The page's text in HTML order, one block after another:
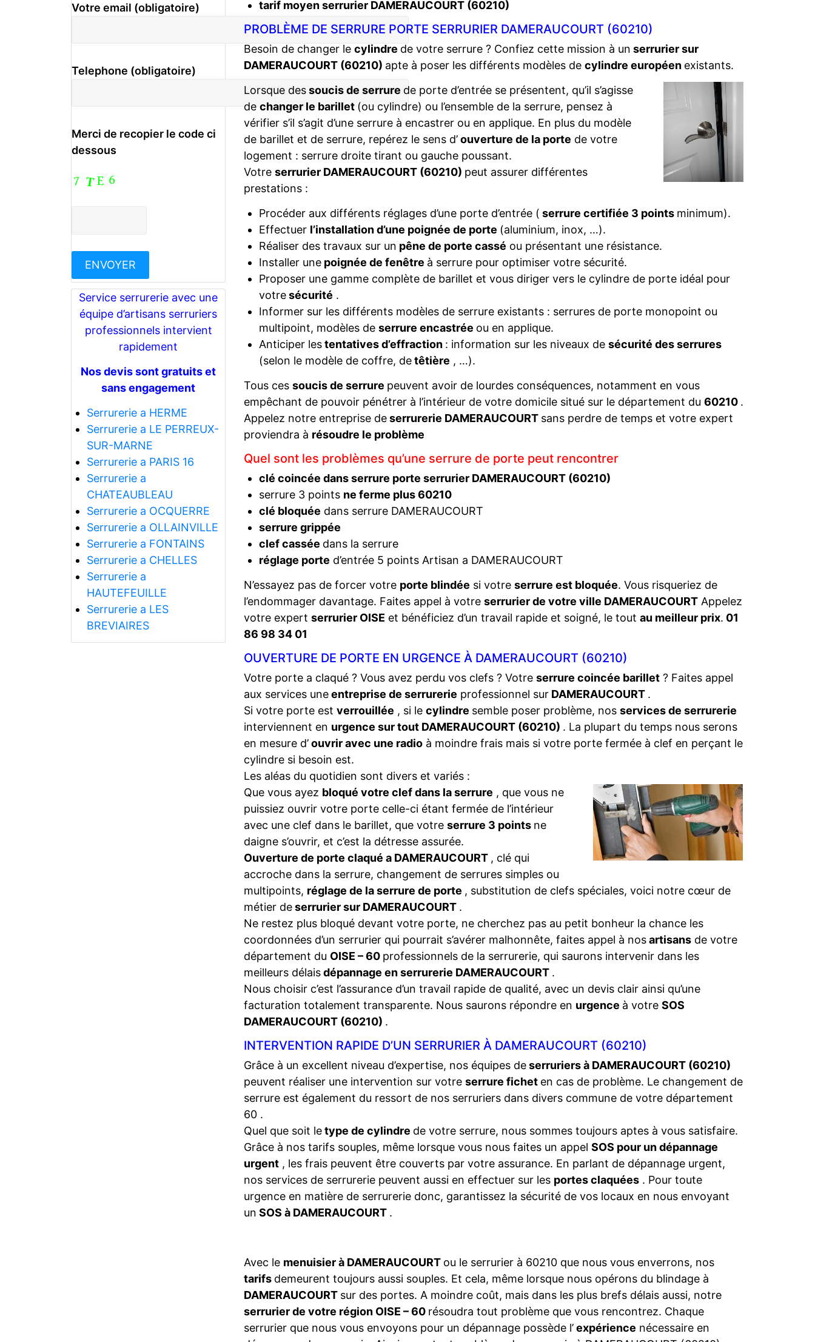
Votre email (obligatoire)
Telephone (obligatoire)
Merci de recopier le code ci
dessous
Service serrurerie avec une
équipe d’artisans serruriers
professionnels intervient
rapidement
Nos devis sont gratuits et
sans engagement
Serrurerie a HERME
Serrurerie a LE PERREUX-
SUR-MARNE
Serrurerie a PARIS 16
Serrurerie a
CHATEAUBLEAU
Serrurerie a OCQUERRE
Serrurerie a OLLAINVILLE
Serrurerie a FONTAINS
Serrurerie a CHELLES
Serrurerie a
HAUTEFEUILLE
Serrurerie a LES
BREVIAIRES
tarif moyen serrurier DAMERAUCOURT (60210)
PROBLÈME DE SERRURE PORTE SERRURIER DAMERAUCOURT (60210)
Besoin de changer le cylindre de votre serrure ? Confiez cette mission à un serrurier sur
DAMERAUCOURT (60210) apte à poser les différents modèles de cylindre européen existants.
Lorsque dessoucis de serrure de porte d’entrée se présentent, qu’il s’agisse
de changer le barillet (ou cylindre) ou l’ensemble de la serrure, pensez à
vérifier s’il s’agit d’une serrure à encastrer ou en applique. En plus du modèle
de barillet et de serrure, repérez le sens d’ouverture de la porte de votre
logement : serrure droite tirant ou gauche poussant.
Votre serrurier DAMERAUCOURT (60210) peut assurer différentes
prestations :
Procéder aux différents réglages d’une porte d’entrée ( serrure certifiée 3 points minimum).
Effectuer l’installation d’une poignée de porte (aluminium, inox, …).
Réaliser des travaux sur un pêne de porte cassé ou présentant une résistance.
Installer unepoignée de fenêtre à serrure pour optimiser votre sécurité.
Proposer une gamme complète de barillet et vous diriger vers le cylindre de porte idéal pour
votresécurité .
Informer sur les différents modèles de serrure existants : serrures de porte monopoint ou
multipoint, modèles de serrure encastrée ou en applique.
Anticiper lestentatives d’effraction : information sur les niveaux de sécurité des serrures
(selon le modèle de coffre, detêtière , …).
Tous ces soucis de serrure peuvent avoir de lourdes conséquences, notamment en vous
empêchant de pouvoir pénétrer à l’intérieur de votre domicile situé sur le département du 60210 .
Appelez notre entreprise deserrurerie DAMERAUCOURT sans perdre de temps et votre expert
proviendra à résoudre le problème
Quel sont les problèmes qu’une serrure de porte peut rencontrer
clé coincée dans serrure porte serrurier DAMERAUCOURT (60210)
serrure 3 points ne ferme plus 60210
clé bloquée dans serrure DAMERAUCOURT
serrure grippée
clef cassée dans la serrure
réglage porte d’entrée 5 points Artisan a DAMERAUCOURT
N’essayez pas de forcer votre porte blindée si votre serrure est bloquée. Vous risqueriez de
l’endommager davantage. Faites appel à votre serrurier de votre ville DAMERAUCOURT Appelez
votre expert serrurier OISE et bénéficiez d’un travail rapide et soigné, le tout au meilleur prix. 01
86 98 34 01
OUVERTURE DE PORTE EN URGENCE À DAMERAUCOURT (60210)
Votre porte a claqué ? Vous avez perdu vos clefs ? Votre serrure coincée barillet ? Faites appel
aux services uneentreprise de serrurerie professionnel sur DAMERAUCOURT .
Si votre porte est verrouillée , si le cylindre semble poser problème, nos services de serrurerie
interviennent en urgence sur tout DAMERAUCOURT (60210) . La plupart du temps nous serons
en mesure d’ouvrir avec une radio à moindre frais mais si votre porte fermée à clef en perçant le
cylindre si besoin est.
Les aléas du quotidien sont divers et variés :
Que vous ayez bloqué votre clef dans la serrure , que vous ne
puissiez ouvrir votre porte celle-ci étant fermée de l’intérieur
avec une clef dans le barillet, que votre serrure 3 points ne
daigne s’ouvrir, et c’est la détresse assurée.
Ouverture de porte claqué a DAMERAUCOURT , clé qui
accroche dans la serrure, changement de serrures simples ou
multipoints, réglage de la serrure de porte , substitution de clefs spéciales, voici notre cœur de
métier deserrurier sur DAMERAUCOURT .
Ne restez plus bloqué devant votre porte, ne cherchez pas au petit bonheur la chance les
coordonnées d’un serrurier qui pourrait s’avérer malhonnête, faites appel à nosartisans de votre
département du OISE – 60 professionnels de la serrurerie, qui saurons intervenir dans les
meilleurs délaisdépannage en serrurerie DAMERAUCOURT .
Nous choisir c’est l’assurance d’un travail rapide de qualité, avec un devis clair ainsi qu’une
facturation totalement transparente. Nous saurons répondre en urgence à votre SOS
DAMERAUCOURT (60210) .
INTERVENTION RAPIDE D’UN SERRURIER À DAMERAUCOURT (60210)
Grâce à un excellent niveau d’expertise, nos équipes deserruriers à DAMERAUCOURT (60210)
peuvent réaliser une intervention sur votre serrure fichet en cas de problème. Le changement de
serrure est également du ressort de nos serruriers dans divers commune de votre département
60 .
Quel que soit letype de cylindre de votre serrure, nous sommes toujours aptes à vous satisfaire.
Grâce à nos tarifs souples, même lorsque vous nous faites un appel SOS pour un dépannage
urgent , les frais peuvent être couverts par votre assurance. En parlant de dépannage urgent,
nos services de serrurerie peuvent aussi en effectuer sur les portes claquées . Pour toute
urgence en matière de serrurerie donc, garantissez la sécurité de vos locaux en nous envoyant
un SOS à DAMERAUCOURT .
Avec le menuisier à DAMERAUCOURT ou le serrurier à 60210 que nous vous enverrons, nos
tarifs demeurent toujours aussi souples. Et cela, même lorsque nous opérons du blindage à
DAMERAUCOURT sur des portes. A moindre coût, mais dans les plus brefs délais aussi, notre
serrurier de votre région OISE – 60 résoudra tout problème que vous rencontrez. Chaque
serrurier que nous vous envoyons pour un dépannage possède l’expérience nécessaire en